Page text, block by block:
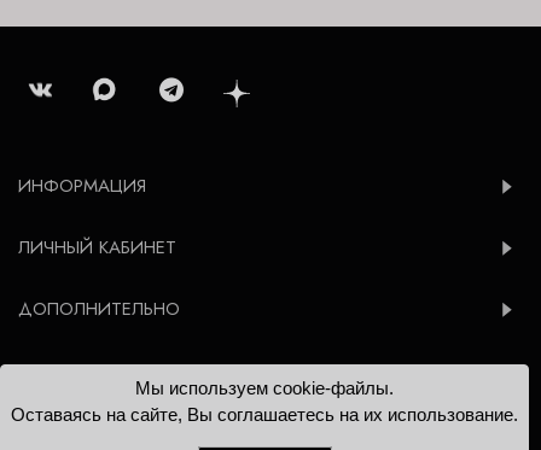
ИНФОРМАЦИЯ
ЛИЧНЫЙ КАБИНЕТ
ДОПОЛНИТЕЛЬНО
© 2012-2026 Konsoleta.ru
Мы используем cookie-файлы.
Оставаясь на сайте, Вы соглашаетесь на их использование.